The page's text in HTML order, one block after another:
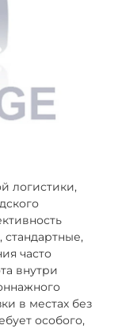
логистики,
стандартные,
часто
внутри
в местах без
особого,